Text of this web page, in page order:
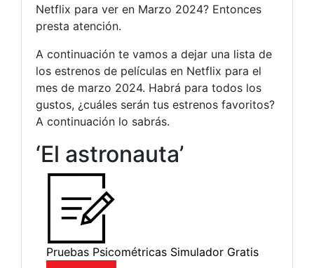
Netflix para ver en Marzo 2024? Entonces
presta atención.
A continuación te vamos a dejar una lista de
los estrenos de películas en Netflix para el
mes de marzo 2024. Habrá para todos los
gustos, ¿cuáles serán tus estrenos favoritos?
A continuación lo sabrás.
‘El astronauta’